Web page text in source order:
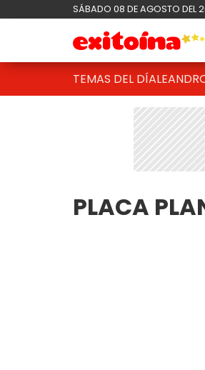
SÁBADO 08 DE AGOSTO DEL
TEMAS DEL DÍA
PLACA